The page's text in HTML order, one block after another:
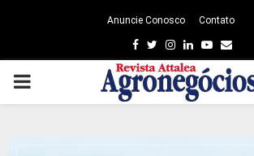
Anuncie Conosco Contato
Facebook
TwitterInstagram
LinkedinYoutube
Email
PRIMARY